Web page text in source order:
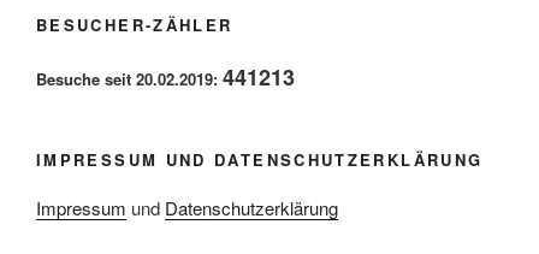
BESUCHER-ZÄHLER
Besuche seit 20.02.2019: 441213
IMPRESSUM UND DATENSCHUTZERKLÄRUNG
Impressum und Datenschutzerklärung